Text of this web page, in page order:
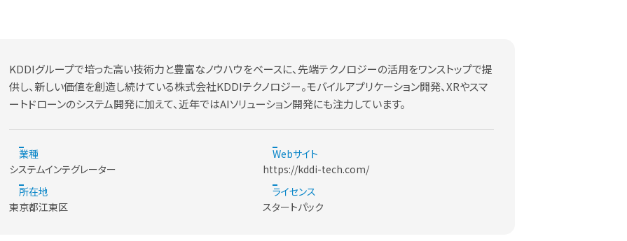
KDDIグループで培った高い技術力と豊富なノウハウをベースに、先端テクノロジーの活用をワンストップで提
供し、新しい価値を創造し続けている株式会社KDDIテクノロジー。モバイルアプリケーション開発、XRやスマ
ートドローンのシステム開発に加えて、近年ではAIソリューション開発にも注力しています。
業種
システムインテグレーター
Webサイト
https://kddi-tech.com/
所在地
東京都江東区
ライセンス
スタートパック